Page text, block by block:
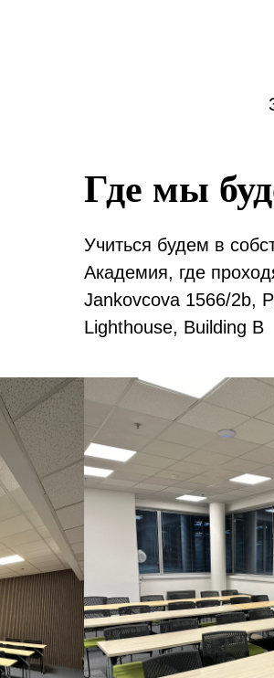
Где мы
Учиться будем в
Академия, где
Jankovcova 1566/2b,
Lighthouse, Building B